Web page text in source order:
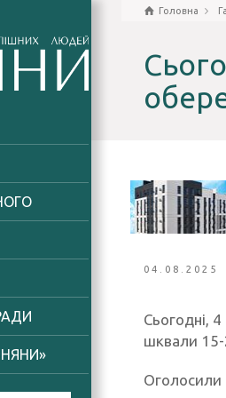
Головна
04.08.2025
Сьогодні,
шквали 15-
Оголосили